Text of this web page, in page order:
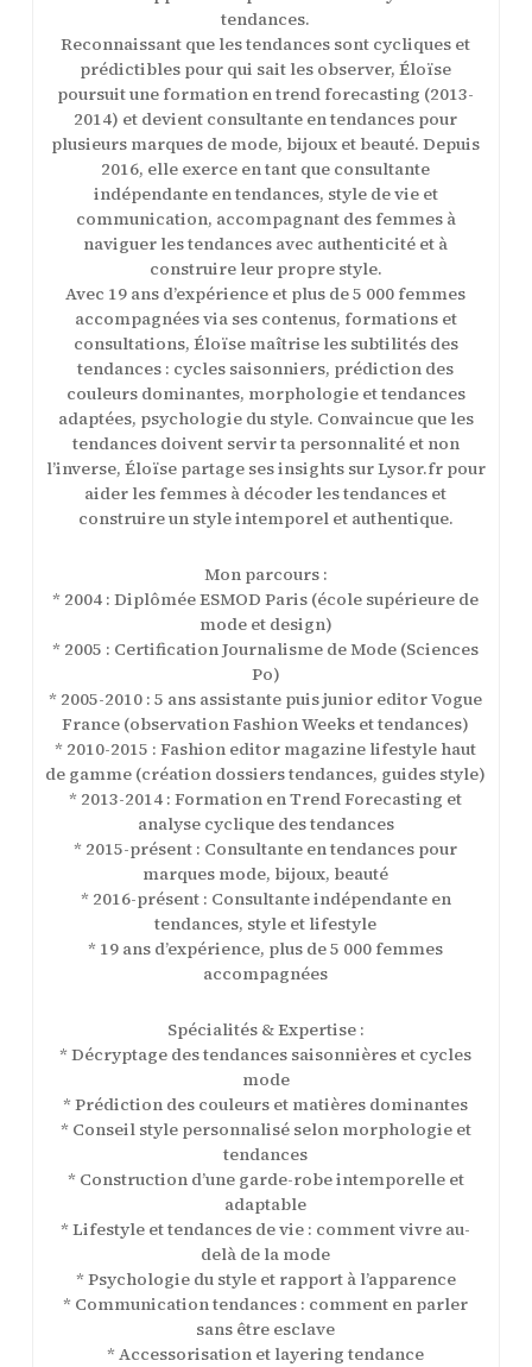
tendances.
Reconnaissant que les tendances sont cycliques et
prédictibles pour qui sait les observer, Éloïse
poursuit une formation en trend forecasting (2013-
2014) et devient consultante en tendances pour
plusieurs marques de mode, bijoux et beauté. Depuis
2016, elle exerce en tant que consultante
indépendante en tendances, style de vie et
communication, accompagnant des femmes à
naviguer les tendances avec authenticité et à
construire leur propre style.
Avec 19 ans d’expérience et plus de 5 000 femmes
accompagnées via ses contenus, formations et
consultations, Éloïse maîtrise les subtilités des
tendances : cycles saisonniers, prédiction des
couleurs dominantes, morphologie et tendances
adaptées, psychologie du style. Convaincue que les
tendances doivent servir ta personnalité et non
l’inverse, Éloïse partage ses insights sur Lysor.fr pour
aider les femmes à décoder les tendances et
construire un style intemporel et authentique.
Mon parcours :
* 2004 : Diplômée ESMOD Paris (école supérieure de
mode et design)
* 2005 : Certification Journalisme de Mode (Sciences
Po)
* 2005-2010 : 5 ans assistante puis junior editor Vogue
France (observation Fashion Weeks et tendances)
* 2010-2015 : Fashion editor magazine lifestyle haut
de gamme (création dossiers tendances, guides style)
* 2013-2014 : Formation en Trend Forecasting et
analyse cyclique des tendances
* 2015-présent : Consultante en tendances pour
marques mode, bijoux, beauté
* 2016-présent : Consultante indépendante en
tendances, style et lifestyle
* 19 ans d’expérience, plus de 5 000 femmes
accompagnées
Spécialités & Expertise :
* Décryptage des tendances saisonnières et cycles
mode
* Prédiction des couleurs et matières dominantes
* Conseil style personnalisé selon morphologie et
tendances
* Construction d’une garde-robe intemporelle et
adaptable
* Lifestyle et tendances de vie : comment vivre au-
delà de la mode
* Psychologie du style et rapport à l’apparence
* Communication tendances : comment en parler
sans être esclave
* Accessorisation et layering tendance